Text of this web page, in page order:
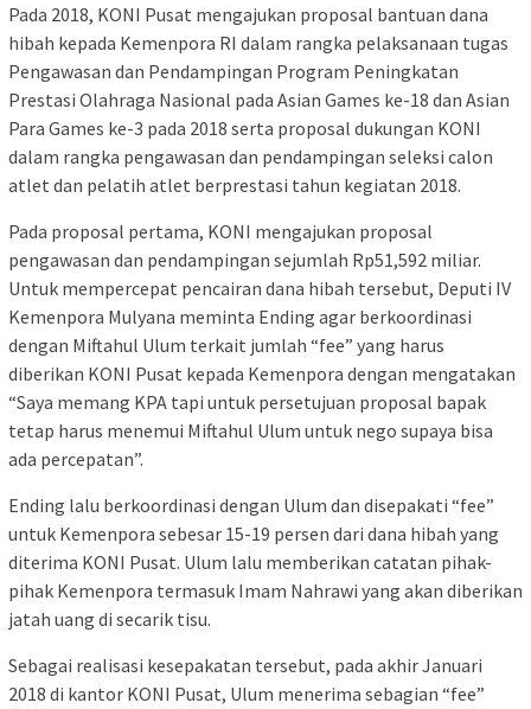
Pada 2018, KONI Pusat mengajukan proposal bantuan dana
hibah kepada Kemenpora RI dalam rangka pelaksanaan tugas
Pengawasan dan Pendampingan Program Peningkatan
Prestasi Olahraga Nasional pada Asian Games ke-18 dan Asian
Para Games ke-3 pada 2018 serta proposal dukungan KONI
dalam rangka pengawasan dan pendampingan seleksi calon
atlet dan pelatih atlet berprestasi tahun kegiatan 2018.
Pada proposal pertama, KONI mengajukan proposal
pengawasan dan pendampingan sejumlah Rp51,592 miliar.
Untuk mempercepat pencairan dana hibah tersebut, Deputi IV
Kemenpora Mulyana meminta Ending agar berkoordinasi
dengan Miftahul Ulum terkait jumlah “fee” yang harus
diberikan KONI Pusat kepada Kemenpora dengan mengatakan
“Saya memang KPA tapi untuk persetujuan proposal bapak
tetap harus menemui Miftahul Ulum untuk nego supaya bisa
ada percepatan”.
Ending lalu berkoordinasi dengan Ulum dan disepakati “fee”
untuk Kemenpora sebesar 15-19 persen dari dana hibah yang
diterima KONI Pusat. Ulum lalu memberikan catatan pihak-
pihak Kemenpora termasuk Imam Nahrawi yang akan diberikan
jatah uang di secarik tisu.
Sebagai realisasi kesepakatan tersebut, pada akhir Januari
2018 di kantor KONI Pusat, Ulum menerima sebagian “fee”